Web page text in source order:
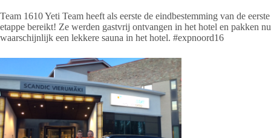
Team 1610 Yeti Team heeft als eerste de eindbestemming van de eerste
etappe bereikt! Ze werden gastvrij ontvangen in het hotel en pakken nu
waarschijnlijk een lekkere sauna in het hotel. #expnoord16